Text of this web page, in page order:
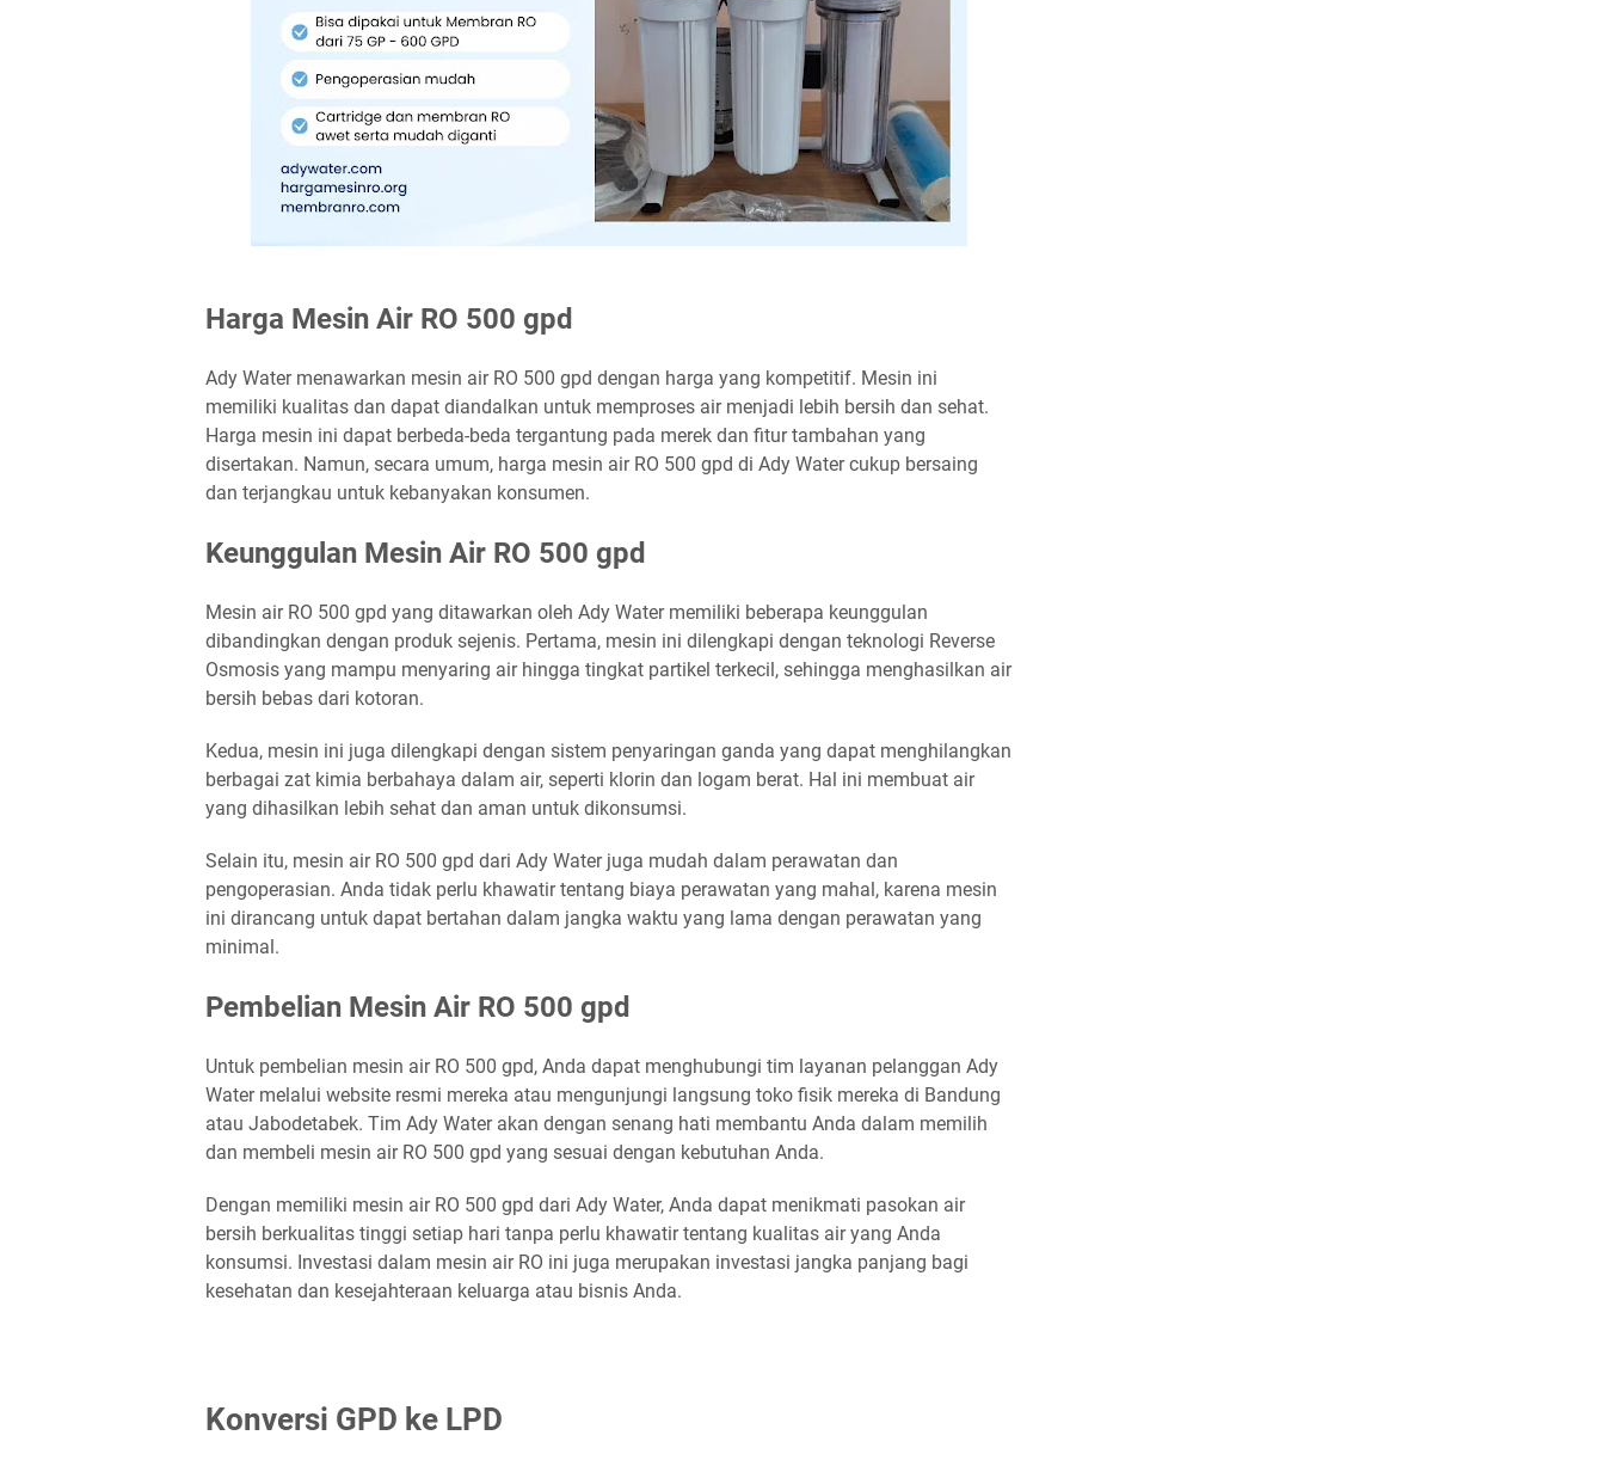
Harga Mesin Air RO 500 gpd
Ady Water menawarkan mesin air RO 500 gpd dengan harga yang kompetitif. Mesin ini
memiliki kualitas dan dapat diandalkan untuk memproses air menjadi lebih bersih dan sehat.
Harga mesin ini dapat berbeda-beda tergantung pada merek dan fitur tambahan yang
disertakan. Namun, secara umum, harga mesin air RO 500 gpd di Ady Water cukup bersaing
dan terjangkau untuk kebanyakan konsumen.
Keunggulan Mesin Air RO 500 gpd
Mesin air RO 500 gpd yang ditawarkan oleh Ady Water memiliki beberapa keunggulan
dibandingkan dengan produk sejenis. Pertama, mesin ini dilengkapi dengan teknologi Reverse
Osmosis yang mampu menyaring air hingga tingkat partikel terkecil, sehingga menghasilkan air
bersih bebas dari kotoran.
Kedua, mesin ini juga dilengkapi dengan sistem penyaringan ganda yang dapat menghilangkan
berbagai zat kimia berbahaya dalam air, seperti klorin dan logam berat. Hal ini membuat air
yang dihasilkan lebih sehat dan aman untuk dikonsumsi.
Selain itu, mesin air RO 500 gpd dari Ady Water juga mudah dalam perawatan dan
pengoperasian. Anda tidak perlu khawatir tentang biaya perawatan yang mahal, karena mesin
ini dirancang untuk dapat bertahan dalam jangka waktu yang lama dengan perawatan yang
minimal.
Pembelian Mesin Air RO 500 gpd
Untuk pembelian mesin air RO 500 gpd, Anda dapat menghubungi tim layanan pelanggan Ady
Water melalui website resmi mereka atau mengunjungi langsung toko fisik mereka di Bandung
atau Jabodetabek. Tim Ady Water akan dengan senang hati membantu Anda dalam memilih
dan membeli mesin air RO 500 gpd yang sesuai dengan kebutuhan Anda.
Dengan memiliki mesin air RO 500 gpd dari Ady Water, Anda dapat menikmati pasokan air
bersih berkualitas tinggi setiap hari tanpa perlu khawatir tentang kualitas air yang Anda
konsumsi. Investasi dalam mesin air RO ini juga merupakan investasi jangka panjang bagi
kesehatan dan kesejahteraan keluarga atau bisnis Anda.
Konversi GPD ke LPD